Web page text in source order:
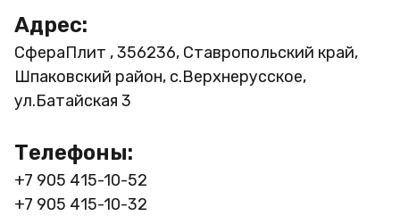
Адрес:
СфераПлит , 356236, Ставропольский край,
Шпаковский район, с.Верхнерусское,
ул.Батайская 3
Телефоны:
+7 905 415-10-52
+7 905 415-10-32